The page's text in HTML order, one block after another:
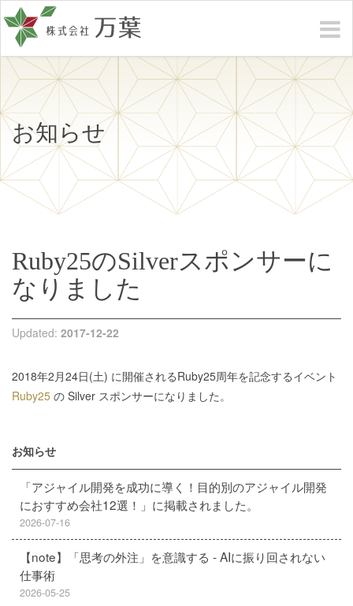
お知らせ
Ruby25のSilverスポンサーに
なりました
Updated: 2017-12-22
2018年2月24日(土) に開催されるRuby25周年を記念するイベント
Ruby25 の Silver スポンサーになりました。
お知らせ
「アジャイル開発を成功に導く！目的別のアジャイル開発
におすすめ会社12選！」に掲載されました。
2026-07-16
【note】「思考の外注」を意識する - AIに振り回されない
仕事術
2026-05-25